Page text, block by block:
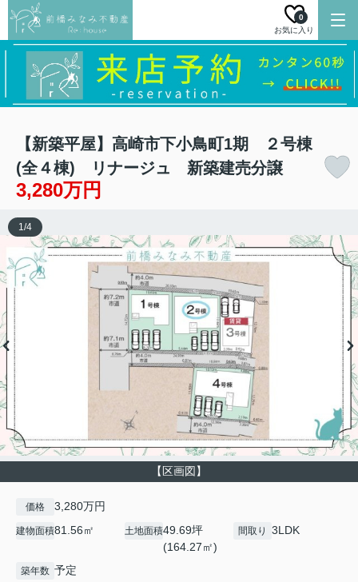
お気に入り
0
【新築平屋】高崎市下小鳥町1期 ２号棟
(全４棟) リナージュ 新築建売分譲
3,280万円
【区画図】
1/4
価格 3,280万円
建物面積81.56㎡ 土地面積49.69坪
(164.27㎡)
間取り 3LDK
築年数 予定